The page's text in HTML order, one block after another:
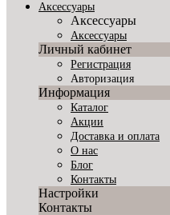
Аксессуары
Аксессуары
Аксессуары
Личный кабинет
Регистрация
Авторизация
Информация
Каталог
Акции
Доставка и оплата
О нас
Блог
Контакты
Настройки
Контакты